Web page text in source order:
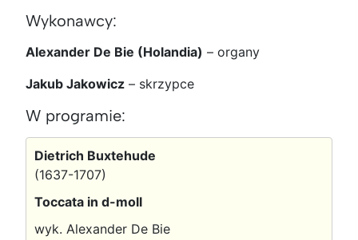
Wykonawcy:
Alexander De Bie (Holandia) – organy
Jakub Jakowicz – skrzypce
W programie:
Dietrich Buxtehude
(1637-1707)
Toccata in d-moll
wyk. Alexander De Bie